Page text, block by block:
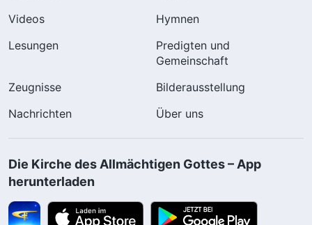
Videos
Hymnen
Lesungen
Predigten und
Gemeinschaft
Zeugnisse
Bilderausstellung
Nachrichten
Über uns
Die Kirche des Allmächtigen Gottes – App
herunterladen